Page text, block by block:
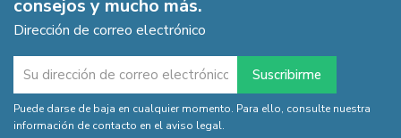
consejos y mucho más.
Dirección de correo electrónico
Puede darse de baja en cualquier momento. Para ello, consulte nuestra
información de contacto en el aviso legal.